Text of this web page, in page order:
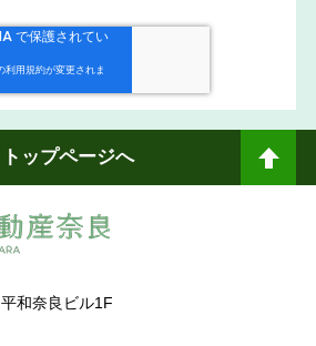
トップページへ
ージトップへ
和奈良ビル1F